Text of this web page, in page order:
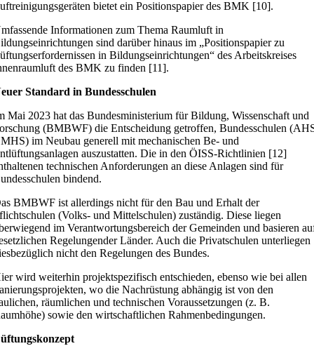
bietet ein Positionspapier des BMK [10].
Informationen zum Thema Raumluft in
sind darüber hinaus im „Positionspapier zu
in Bildungseinrichtungen“ des Arbeitskreises
des BMK zu finden [11].
Standard in Bundesschulen
Mai 2023 hat das Bundesministerium für Bildung, Wissenschaft und
(BMBWF) die Entscheidung getroffen, Bundesschulen
im Neubau generell mit mechanischen Be- und
auszustatten. Die in den ÖISS-Richtlinien [12]
technischen Anforderungen an diese Anlagen sind für
bindend.
BMBWF ist allerdings nicht für den Bau und Erhalt der
(Volks- und Mittelschulen) zuständig. Diese liegen
im Verantwortungsbereich der Gemeinden und basieren
Regelungender Länder. Auch die Privatschulen unterliegen
nicht den Regelungen des Bundes.
wird weiterhin projektspezifisch entschieden, ebenso wie bei allen
wo die Nachrüstung abhängig ist von den
räumlichen und technischen Voraussetzungen (z. B.
sowie den wirtschaftlichen Rahmenbedingungen.